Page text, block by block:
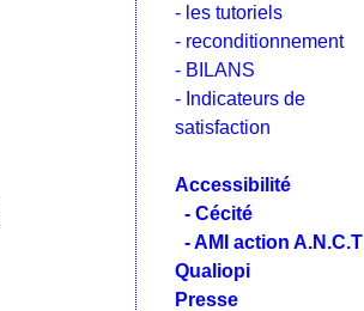
- les tutoriels
- reconditionnement
- BILANS
- Indicateurs de
satisfaction
Accessibilité
- Cécité
- AMI action A.N.C.T
Qualiopi
Presse